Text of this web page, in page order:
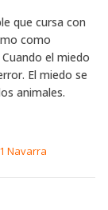
que cursa con
como
el miedo
El miedo se
animales.
Navarra